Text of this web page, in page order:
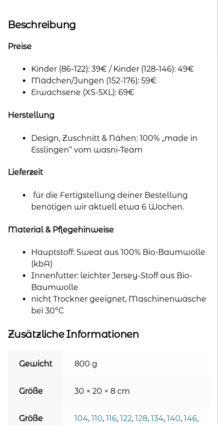
Beschreibung
Preise
Kinder (86-122): 39€ / Kinder (128-146): 49€
Mädchen/Jungen (152-176): 59€
Erwachsene (XS-5XL): 69€
Herstellung
Design, Zuschnitt & Nähen: 100% „made in
Esslingen“ vom wasni-Team
Lieferzeit
für die Fertigstellung deiner Bestellung
benötigen wir aktuell etwa 6 Wochen.
Material & Pflegehinweise
Hauptstoff: Sweat aus 100% Bio-Baumwolle
(kbA)
Innenfutter: leichter Jersey-Stoff aus Bio-
Baumwolle
nicht Trockner geeignet, Maschinenwäsche
bei 30°C
Zusätzliche Informationen
Gewicht 800 g
Größe 30 × 20 × 8 cm
Größe 104, 110, 116, 122, 128, 134, 140, 146,